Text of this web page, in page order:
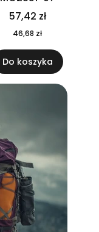
57,42 zł
46,68 zł
Do koszyka